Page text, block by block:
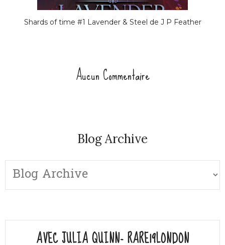
Shards of time #1 Lavender & Steel de J P Feather
Aucun Commentaire
Blog Archive
AVEC JULIA QUINN- RARE19LONDON